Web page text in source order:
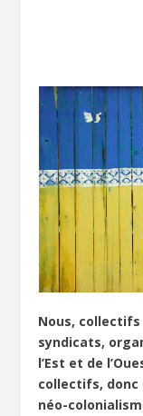
Nous,
syndicats,
l’Est et de
collectifs, donc
néo-